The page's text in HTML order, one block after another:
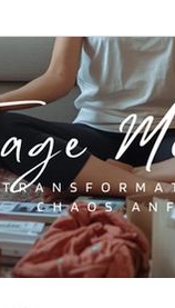
Yoga & Achtsamkeit
Innere Wahrnehmung